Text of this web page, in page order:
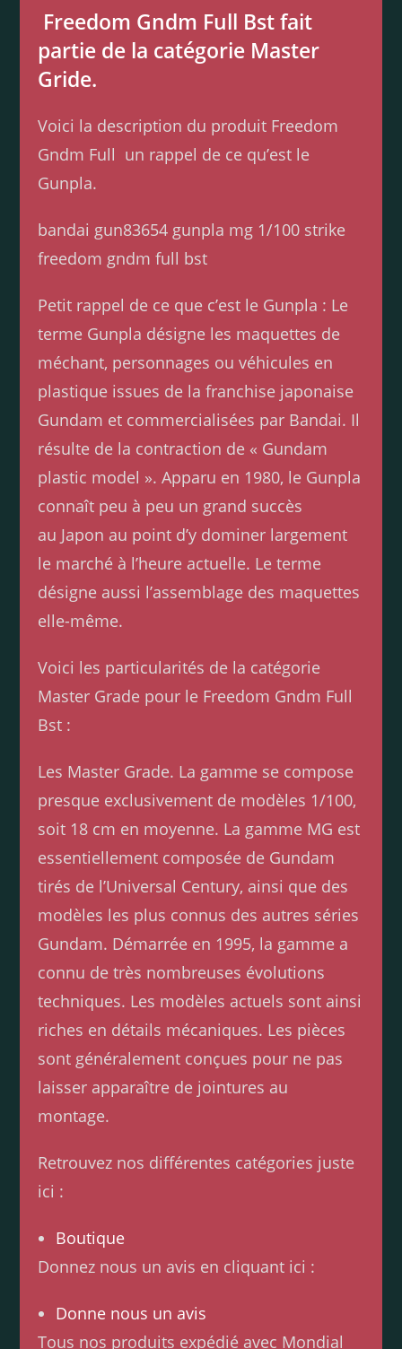
Freedom Gndm Full Bst fait
partie de la catégorie Master
Gride.
Voici la description du produit Freedom
Gndm Full un rappel de ce qu’est le
Gunpla.
bandai gun83654 gunpla mg 1/100 strike
freedom gndm full bst
Petit rappel de ce que c’est le Gunpla : Le
terme Gunpla désigne les maquettes de
méchant, personnages ou véhicules en
plastique issues de la franchise japonaise
Gundam et commercialisées par Bandai. Il
résulte de la contraction de « Gundam
plastic model ». Apparu en 1980, le Gunpla
connaît peu à peu un grand succès
au Japon au point d’y dominer largement
le marché à l’heure actuelle. Le terme
désigne aussi l’assemblage des maquettes
elle-même.
Voici les particularités de la catégorie
Master Grade pour le Freedom Gndm Full
Bst :
Les Master Grade. La gamme se compose
presque exclusivement de modèles 1/100,
soit 18 cm en moyenne. La gamme MG est
essentiellement composée de Gundam
tirés de l’Universal Century, ainsi que des
modèles les plus connus des autres séries
Gundam. Démarrée en 1995, la gamme a
connu de très nombreuses évolutions
techniques. Les modèles actuels sont ainsi
riches en détails mécaniques. Les pièces
sont généralement conçues pour ne pas
laisser apparaître de jointures au
montage.
Retrouvez nos différentes catégories juste
ici :
Boutique
Donnez nous un avis en cliquant ici :
Donne nous un avis
Tous nos produits expédié avec Mondial